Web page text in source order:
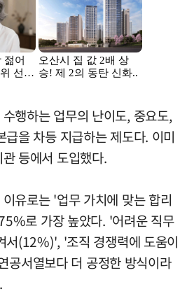
행하는 업무의 난이도, 중요도,
급을 차등 지급하는 제도다. 이미
등에서 도입했다.
유로는 '업무 가치에 맞는 합리
로 가장 높았다. '어려운 직무
서(12%)', '조직 경쟁력에 도움이
공서열보다 더 공정한 방식이라